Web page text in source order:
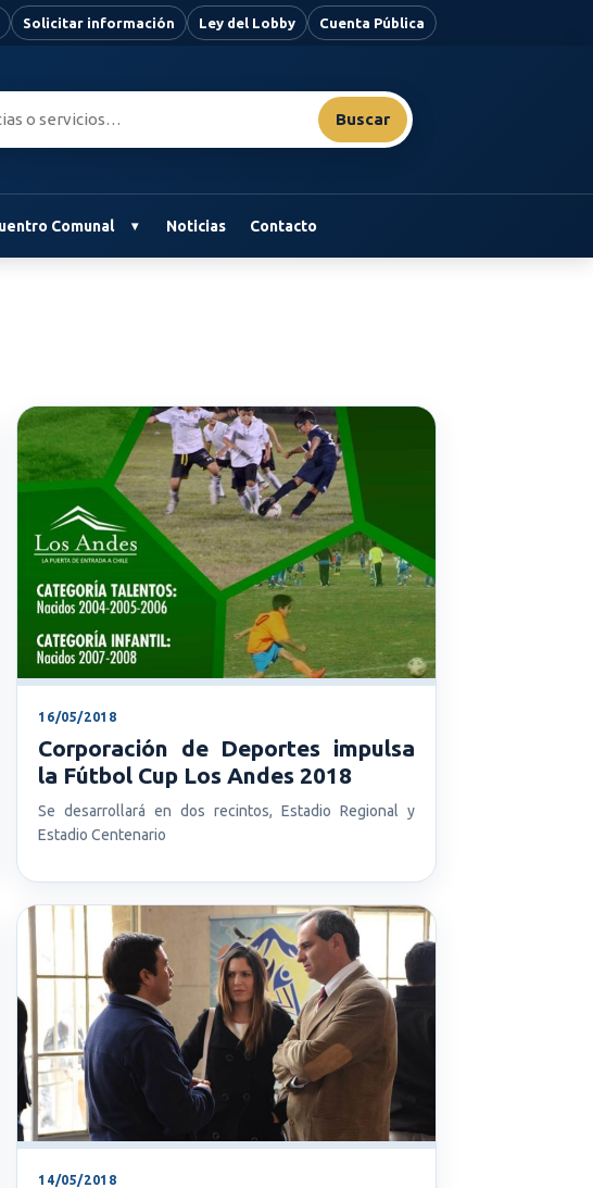
Solicitar información Ley del Lobby Cuenta Pública
Buscar
Comunal Noticias Contacto
16/05/2018
Corporación de Deportes impulsa
la Fútbol Cup Los Andes 2018
Se desarrollará en dos recintos, Estadio Regional y
Estadio Centenario
14/05/2018